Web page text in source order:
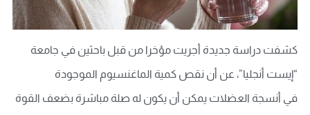
كشفت دراسة جديدة أجريت مؤخرا من قبل باحثين في جامعة
“إيست أنجليا”، عن أن نقص كمية الماغنسيوم الموجودة
في أنسجة العضلات يمكن أن يكون له صلة مباشرة بضعف القوة